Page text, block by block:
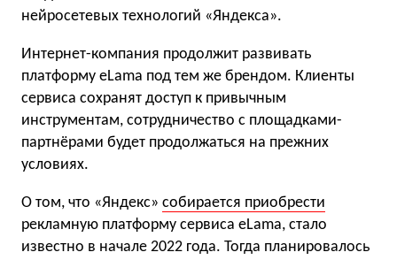
нейросетевых технологий «Яндекса».
Интернет-компания продолжит развивать
платформу eLama под тем же брендом. Клиенты
сервиса сохранят доступ к привычным
инструментам, сотрудничество с площадками-
партнёрами будет продолжаться на прежних
условиях.
О том, что «Яндекс» собирается приобрести
рекламную платформу сервиса eLama, стало
известно в начале 2022 года. Тогда планировалось